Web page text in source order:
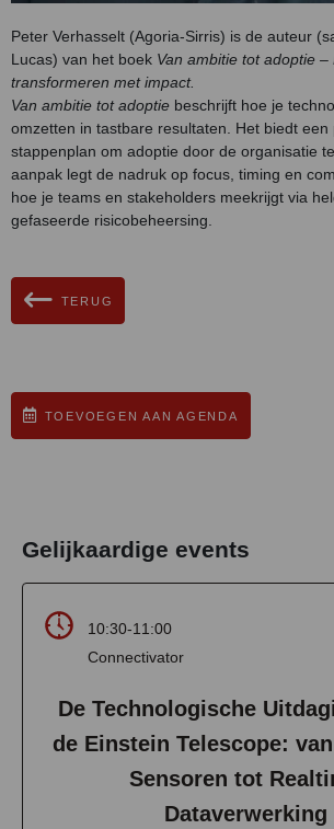
Peter Verhasselt (Agoria-Sirris) is de auteur
Lucas) van het boek Van ambitie tot adoptie –
transformeren met impact.
Van ambitie tot adoptie beschrijft hoe je
omzetten in tastbare resultaten. Het biedt een
stappenplan om adoptie door de organisatie
aanpak legt de nadruk op focus, timing en
hoe je teams en stakeholders meekrijgt via
gefaseerde risicobeheersing.
TERUG
TOEVOEGEN AAN AGENDA
Gelijkaardige events
10:30-11:00
Connectivator
De Technologische
de Einstein Telescope:
Sensoren tot
Dataverwerking